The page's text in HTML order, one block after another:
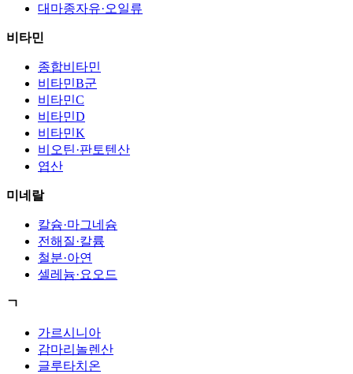
대마종자유·오일류
비타민
종합비타민
비타민B군
비타민C
비타민D
비타민K
비오틴·판토텐산
엽산
미네랄
칼슘·마그네슘
전해질·칼륨
철분·아연
셀레늄·요오드
ㄱ
가르시니아
감마리놀렌산
글루타치온